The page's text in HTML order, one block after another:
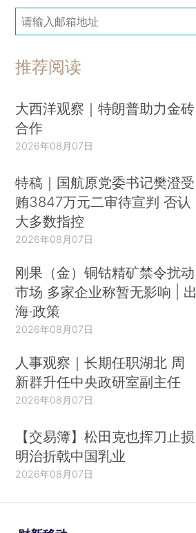
推荐阅读
大西洋观察｜特朗普助力金砖
合作
2026年08月07日
特稿｜国航原党委书记樊澄受
贿3847万元二审待宣判 否认
大多数指控
2026年08月07日
刚果（金）铜钴精矿禁令扰动
市场 多家企业称暂无影响 | 出
海·政策
2026年08月07日
人事观察｜长期任职湖北 周
新群升任中央政研室副主任
2026年08月07日
【交易簿】松田克也挥刀止损
明治折戟中国乳业
2026年08月07日